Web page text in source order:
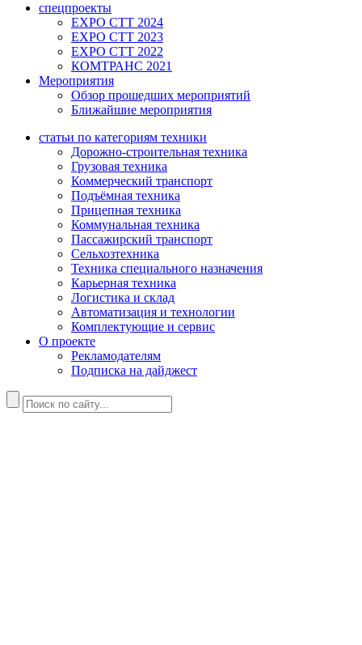
спецпроекты
EXPO CTT 2024
EXPO CTT 2023
EXPO CTT 2022
КОМТРАНС 2021
Мероприятия
Обзор прошедших мероприятий
Ближайшие мероприятия
статьи по категориям техники
Дорожно-строительная техника
Грузовая техника
Коммерческий транспорт
Подъёмная техника
Прицепная техника
Коммунальная техника
Пассажирский транспорт
Сельхозтехника
Техника специального назначения
Карьерная техника
Логистика и склад
Автоматизация и технологии
Комплектующие и сервис
О проекте
Рекламодателям
Подписка на дайджест